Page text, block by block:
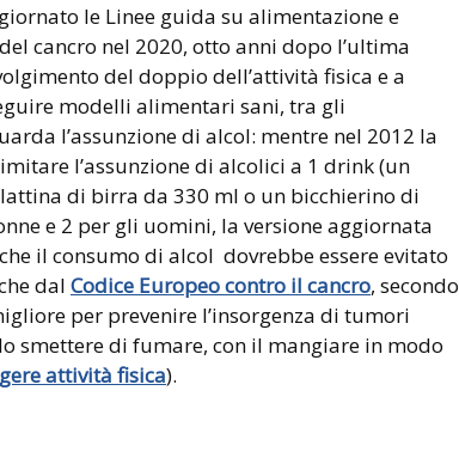
le Linee guida su alimentazione e
cancro nel 2020, otto anni dopo l’ultima
del doppio dell’attività fisica e a
modelli alimentari sani, tra gli
l’assunzione di alcol: mentre nel 2012 la
l’assunzione di alcolici a 1 drink (un
di birra da 330 ml o un bicchierino di
e 2 per gli uomini, la versione aggiornata
il consumo di alcol dovrebbe essere evitato
dal Codice Europeo contro il cancro, secondo
per prevenire l’insorgenza di tumori
smettere di fumare, con il mangiare in modo
attività fisica).